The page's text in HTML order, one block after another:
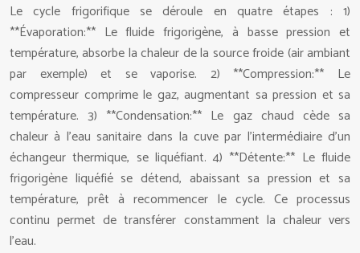
Le cycle frigorifique se déroule en quatre étapes : 1)
**Évaporation:** Le fluide frigorigène, à basse pression et
température, absorbe la chaleur de la source froide (air ambiant
par exemple) et se vaporise. 2) **Compression:** Le
compresseur comprime le gaz, augmentant sa pression et sa
température. 3) **Condensation:** Le gaz chaud cède sa
chaleur à l’eau sanitaire dans la cuve par l’intermédiaire d’un
échangeur thermique, se liquéfiant. 4) **Détente:** Le fluide
frigorigène liquéfié se détend, abaissant sa pression et sa
température, prêt à recommencer le cycle. Ce processus
continu permet de transférer constamment la chaleur vers
l’eau.